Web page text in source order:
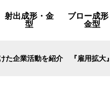
射出成形・金
型
ブロー成形
金型
た企業活動を紹介 『雇用拡大